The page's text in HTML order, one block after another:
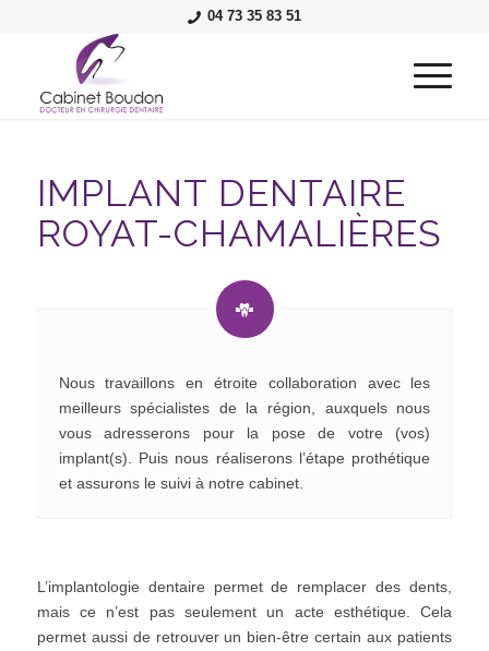
04 73 35 83 51
IMPLANT DENTAIRE
ROYAT-CHAMALIÈRES
Nous travaillons en étroite collaboration avec les
meilleurs spécialistes de la région, auxquels nous
vous adresserons pour la pose de votre (vos)
implant(s). Puis nous réaliserons l’étape prothétique
et assurons le suivi à notre cabinet.
L’implantologie dentaire permet de remplacer des dents,
mais ce n’est pas seulement un acte esthétique. Cela
permet aussi de retrouver un bien-être certain aux patients